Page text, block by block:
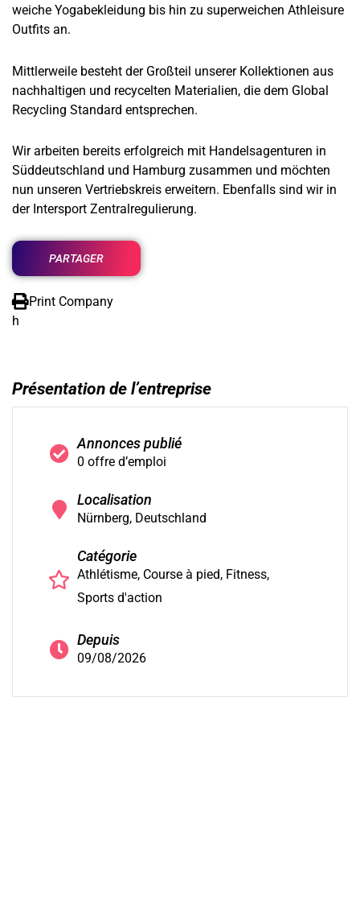
weiche Yogabekleidung bis hin zu superweichen Athleisure
Outfits an.
Mittlerweile besteht der Großteil unserer Kollektionen aus
nachhaltigen und recycelten Materialien, die dem Global
Recycling Standard entsprechen.
Wir arbeiten bereits erfolgreich mit Handelsagenturen in
Süddeutschland und Hamburg zusammen und möchten
nun unseren Vertriebskreis erweitern. Ebenfalls sind wir in
der Intersport Zentralregulierung.
PARTAGER
Print Company
h
Présentation de l’entreprise
Annonces publié
0 offre d’emploi
Localisation
Nürnberg, Deutschland
Catégorie
Athlétisme Course à pied Fitness
Sports d'action
Depuis
09/08/2026